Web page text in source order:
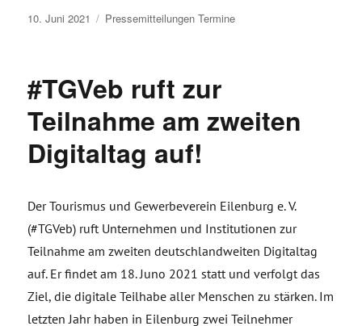
Veröffentlicht
10. Juni 2021 Pressemitteilungen Termine
#TGVeb ruft zur
Teilnahme am zweiten
Digitaltag auf!
Der Tourismus und Gewerbeverein Eilenburg e. V.
(#TGVeb) ruft Unternehmen und Institutionen zur
Teilnahme am zweiten deutschlandweiten Digitaltag
auf. Er findet am 18. Juno 2021 statt und verfolgt das
Ziel, die digitale Teilhabe aller Menschen zu stärken. Im
letzten Jahr haben in Eilenburg zwei Teilnehmer